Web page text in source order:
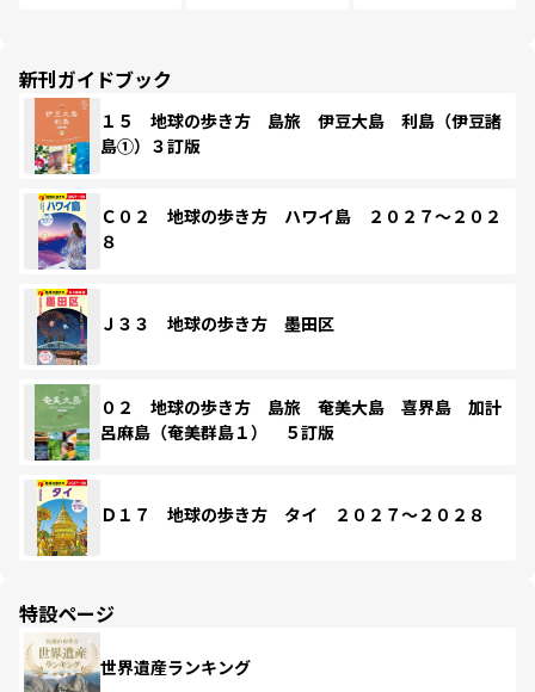
新刊ガイドブック
１５ 地球の歩き方 島旅 伊豆大島 利島（伊豆諸
島①）３訂版
Ｃ０２ 地球の歩き方 ハワイ島 ２０２７～２０２
８
Ｊ３３ 地球の歩き方 墨田区
０２ 地球の歩き方 島旅 奄美大島 喜界島 加計
呂麻島（奄美群島１） ５訂版
Ｄ１７ 地球の歩き方 タイ ２０２７～２０２８
特設ページ
世界遺産ランキング